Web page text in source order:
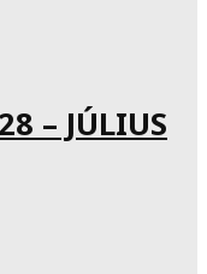
– JÚLIUS